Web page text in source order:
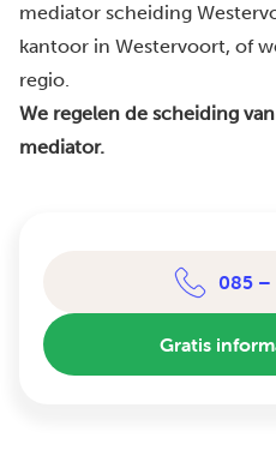
mediator scheiding
kantoor in Westervoort, of
regio.
We regelen de scheiding
mediator.
085 –
Gratis